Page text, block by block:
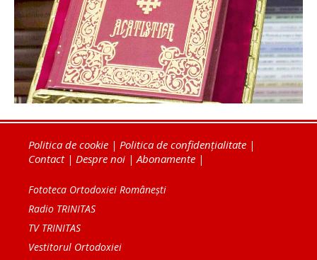
Politica de cookie | Politica de confidențialitate |
Contact| Despre noi | Abonamente |
Fototeca Ortodoxiei Românești
Radio TRINITAS
TV TRINITAS
Vestitorul Ortodoxiei